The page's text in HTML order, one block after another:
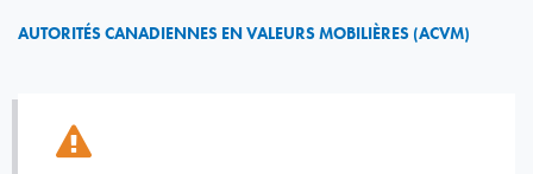
AUTORITÉS CANADIENNES EN VALEURS MOBILIÈRES (ACVM)